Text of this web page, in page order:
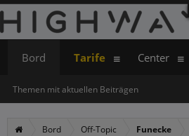
Bord Off-Topic Funecke
Bord
Themen mit aktuellen Beiträgen
Tarife Center